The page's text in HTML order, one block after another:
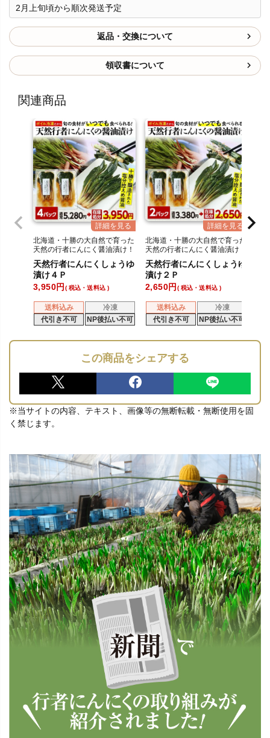
2月上旬頃から順次発送予定
返品・交換について
領収書について
関連商品
北海道・十勝の大自然で育った
天然の行者にんにく醤油漬け！
天然行者にんにくしょうゆ
漬け４Ｐ
送料込み
冷凍
代引き不可
NP後払い不可
3,950 税込・送料込
北海道・十勝の大自然で育った
天然の行者にんにく醤油漬け！
天然行者にんにくしょうゆ
漬け２Ｐ
送料込み
冷凍
代引き不可
NP後払い不可
2,650 税込・送料込
この商品をシェアする
※当サイトの内容、テキスト、画像等の無断転載・無断使用を固
く禁じます。